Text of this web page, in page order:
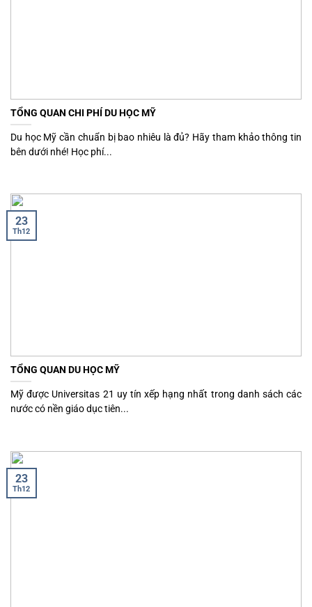
TỔNG QUAN CHI PHÍ DU HỌC MỸ
Du học Mỹ cần chuẩn bị bao nhiêu là đủ? Hãy tham khảo thông tin
bên dưới nhé! Học phí...
TỔNG QUAN DU HỌC MỸ
Mỹ được Universitas 21 uy tín xếp hạng nhất trong danh sách các
nước có nền giáo dục tiên...
23
Th12
23
Th12